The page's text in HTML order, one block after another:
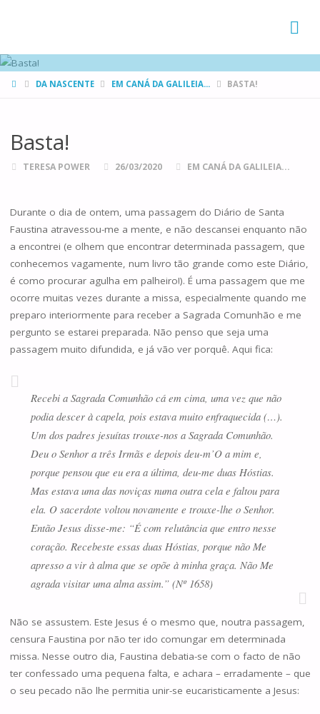
HOMEDA NASCENTE EM CANÁ DA GALILEIA... BASTA!
Basta!
TERESA POWER 26/03/2020 EM CANÁ DA GALILEIA...
Durante o dia de ontem, uma passagem do Diário de Santa
Faustina atravessou-me a mente, e não descansei enquanto não
a encontrei (e olhem que encontrar determinada passagem, que
conhecemos vagamente, num livro tão grande como este Diário,
é como procurar agulha em palheiro!). É uma passagem que me
ocorre muitas vezes durante a missa, especialmente quando me
preparo interiormente para receber a Sagrada Comunhão e me
pergunto se estarei preparada. Não penso que seja uma
passagem muito difundida, e já vão ver porquê. Aqui fica:
Recebi a Sagrada Comunhão cá em cima, uma vez que não
podia descer à capela, pois estava muito enfraquecida (…).
Um dos padres jesuítas trouxe-nos a Sagrada Comunhão.
Deu o Senhor a três Irmãs e depois deu-m’O a mim e,
porque pensou que eu era a última, deu-me duas Hóstias.
Mas estava uma das noviças numa outra cela e faltou para
ela. O sacerdote voltou novamente e trouxe-lhe o Senhor.
Então Jesus disse-me: “É com relutância que entro nesse
coração. Recebeste essas duas Hóstias, porque não Me
apresso a vir à alma que se opõe à minha graça. Não Me
agrada visitar uma alma assim.” (Nº 1658)
Não se assustem. Este Jesus é o mesmo que, noutra passagem,
censura Faustina por não ter ido comungar em determinada
missa. Nesse outro dia, Faustina debatia-se com o facto de não
ter confessado uma pequena falta, e achara – erradamente – que
o seu pecado não lhe permitia unir-se eucaristicamente a Jesus: